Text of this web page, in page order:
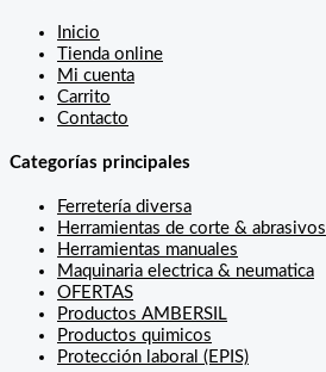
Inicio
Tienda online
Mi cuenta
Carrito
Contacto
Categorías principales
Ferretería diversa
Herramientas de corte & abrasivos
Herramientas manuales
Maquinaria electrica & neumatica
OFERTAS
Productos AMBERSIL
Productos quimicos
Protección laboral (EPIS)